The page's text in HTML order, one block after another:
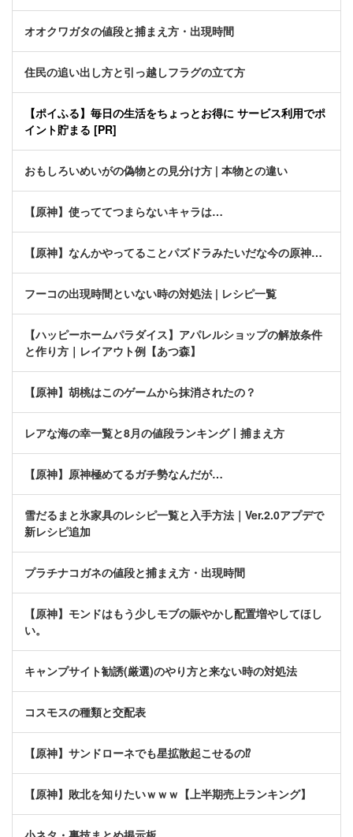
オオクワガタの値段と捕まえ方・出現時間
住民の追い出し方と引っ越しフラグの立て方
【ポイふる】毎日の生活をちょっとお得に サービス利用でポ
イント貯まる [PR]
おもしろいめいがの偽物との見分け方 | 本物との違い
【原神】使っててつまらないキャラは…
【原神】なんかやってることパズドラみたいだな今の原神…
フーコの出現時間といない時の対処法 | レシピ一覧
【ハッピーホームパラダイス】アパレルショップの解放条件
と作り方｜レイアウト例【あつ森】
【原神】胡桃はこのゲームから抹消されたの？
レアな海の幸一覧と8月の値段ランキング丨捕まえ方
【原神】原神極めてるガチ勢なんだが…
雪だるまと氷家具のレシピ一覧と入手方法｜Ver.2.0アプデで
新レシピ追加
プラチナコガネの値段と捕まえ方・出現時間
【原神】モンドはもう少しモブの賑やかし配置増やしてほし
い。
キャンプサイト勧誘(厳選)のやり方と来ない時の対処法
コスモスの種類と交配表
【原神】サンドローネでも星拡散起こせるの⁉
【原神】敗北を知りたいｗｗｗ【上半期売上ランキング】